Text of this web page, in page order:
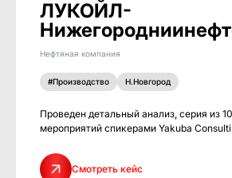
ЛУКОЙЛ-
Нефтяная компания
#Производство Н.Новгород
Проведен детальный анализ, серия из
мероприятий спикерами Yakuba
Смотреть кейс